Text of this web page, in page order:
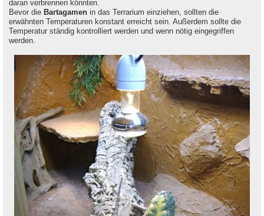
daran verbrennen könnten.
Bevor die Bartagamen in das Terrarium einziehen, sollten die
erwähnten Temperaturen konstant erreicht sein. Außerdem sollte die
Temperatur ständig kontrolliert werden und wenn nötig eingegriffen
werden.